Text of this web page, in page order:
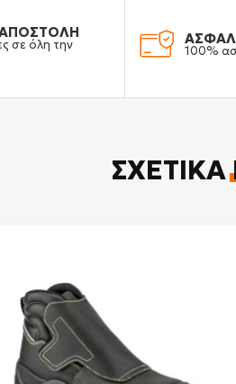
σε όλη την
100%
ΣΧΕΤΙΚΆ